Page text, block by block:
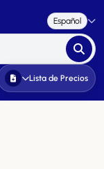
Español
Lista de Precios